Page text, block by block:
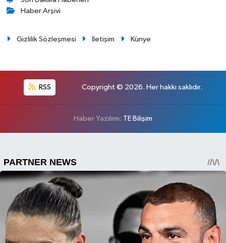
Haber Arşivi
Gizlilik Sözleşmesi İletişim Künye
RSS Copyright © 2026. Her hakkı saklıdır.
Haber Yazılımı: TE Bilişim